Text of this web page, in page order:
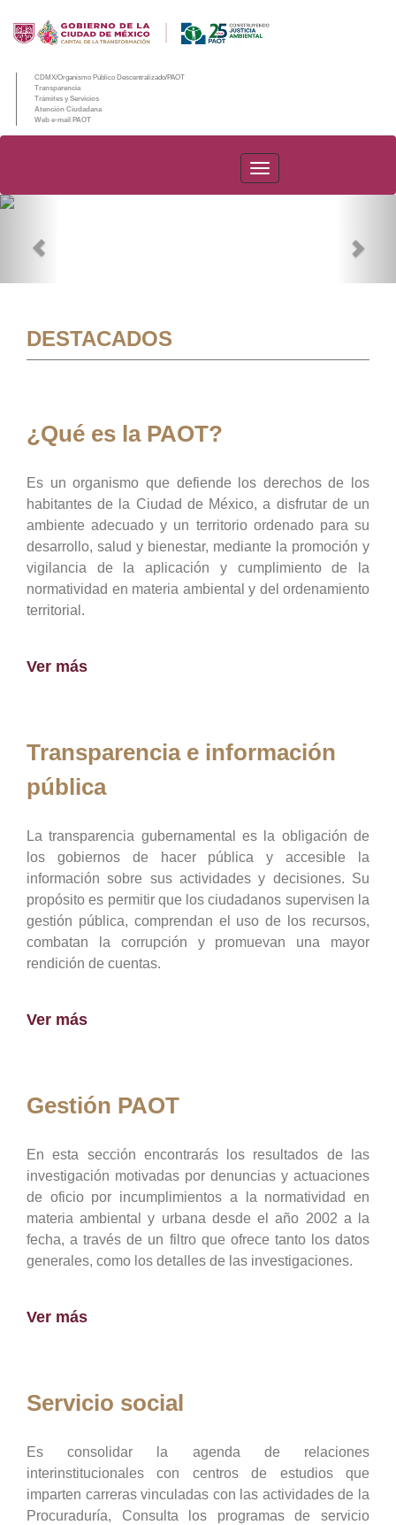
CDMX/Organismo Público Descentralizado/PAOT
Transparencia
Trámites y Servicios
Atención Ciudadana
Web e-mail PAOT
PAOT
DESTACADOS
¿Qué es la PAOT?
Es un organismo que defiende los derechos de los
habitantes de la Ciudad de México, a disfrutar de un
ambiente adecuado y un territorio ordenado para su
desarrollo, salud y bienestar, mediante la promoción y
vigilancia de la aplicación y cumplimiento de la
normatividad en materia ambiental y del ordenamiento
territorial.
Ver más
Transparencia e información
pública
La transparencia gubernamental es la obligación de
los gobiernos de hacer pública y accesible la
información sobre sus actividades y decisiones. Su
propósito es permitir que los ciudadanos supervisen la
gestión pública, comprendan el uso de los recursos,
combatan la corrupción y promuevan una mayor
rendición de cuentas.
Ver más
Gestión PAOT
En esta sección encontrarás los resultados de las
investigación motivadas por denuncias y actuaciones
de oficio por incumplimientos a la normatividad en
materia ambiental y urbana desde el año 2002 a la
fecha, a través de un filtro que ofrece tanto los datos
generales, como los detalles de las investigaciones.
Ver más
Servicio social
Es consolidar la agenda de relaciones
interinstitucionales con centros de estudios que
imparten carreras vinculadas con las actividades de la
Procuraduría, Consulta los programas de servicio